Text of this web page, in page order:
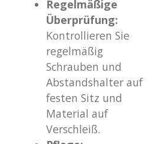
Regelmäßige
Überprüfung:
Kontrollieren Sie
regelmäßig
Schrauben und
Abstandshalter auf
festen Sitz und
Material auf
Verschleiß.